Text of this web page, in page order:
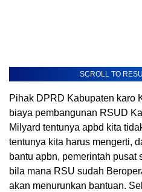
SCROLL TO
Pihak DPRD Kabupaten karo
biaya pembangunan RSUD
Milyard tentunya apbd kita
tentunya kita harus mengerti,
bantu apbn, pemerintah pusat
bila mana RSU sudah
akan menurunkan bantuan.